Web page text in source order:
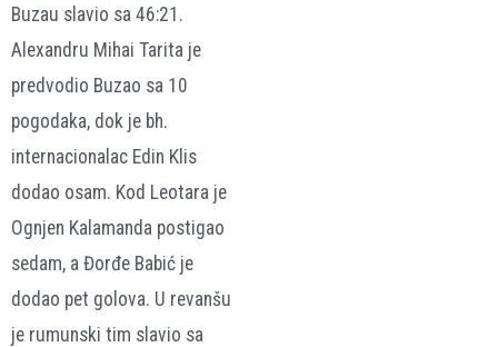
Buzau slavio sa 46:21.
Alexandru Mihai Tarita je
predvodio Buzao sa 10
pogodaka, dok je bh.
internacionalac Edin Klis
dodao osam. Kod Leotara je
Ognjen Kalamanda postigao
sedam, a Đorđe Babić je
dodao pet golova. U revanšu
je rumunski tim slavio sa